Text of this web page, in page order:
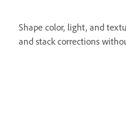
Shape color, light, and
and stack corrections